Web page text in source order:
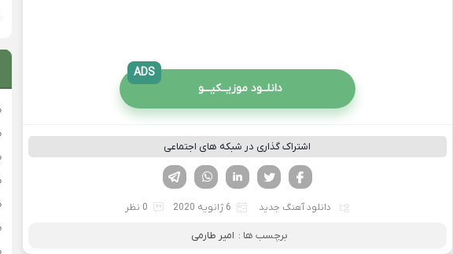
دانلــود موزیــکیـــو
ADS
اشتراک گذاری در شبکه های اجتماعی
لینکدین تویتر
فیسوک
دانلود آهنگ جدید 6 ژانویه 2020 0 نظر
برچسب ها : امیر طارمی